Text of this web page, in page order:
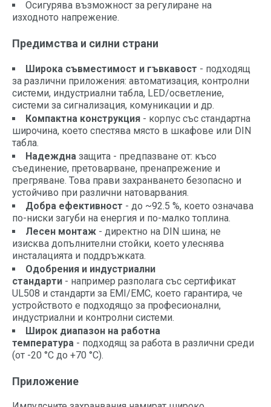
Осигурява възможност за регулиране на
изходното напрежение.
Предимства и силни страни
Широка съвместимост и гъвкавост - подходящ
за различни приложения: автоматизация, контролни
системи, индустриални табла, LED/осветление,
системи за сигнализация, комуникации и др.
Компактна конструкция - корпус със стандартна
широчина, което спестява място в шкафове или DIN
табла.
Надеждна защита - предпазване от: късо
съединение, претоварване, пренапрежение и
прегряване. Това прави захранването безопасно и
устойчиво при различни натоварвания.
Добра ефективност - до ~92.5 %, което означава
по-ниски загуби на енергия и по-малко топлина.
Лесен монтаж - директно на DIN шина; не
изисква допълнителни стойки, което улеснява
инсталацията и поддръжката.
Одобрения и индустриални
стандарти - например разполага със сертификат
UL508 и стандарти за EMI/EMC, което гарантира, че
устройството е подходящо за професионални,
индустриални и контролни системи.
Широк диапазон на работна
температура - подходящ за работа в различни среди
(от -20 °C до +70 °C).
Приложение